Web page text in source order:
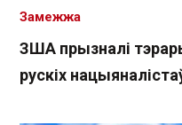
ЗША прызналі
рускіх
Замежжа